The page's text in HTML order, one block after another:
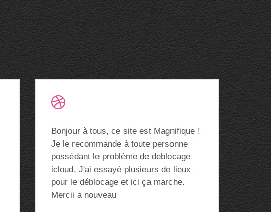
Bonjour à tous, ce site est Magnifique !
Je le recommande à toute personne
possédant le problème de deblocage
icloud, J'ai essayé plusieurs de lieux
pour le déblocage et ici ça marche.
Mercii a nouveau